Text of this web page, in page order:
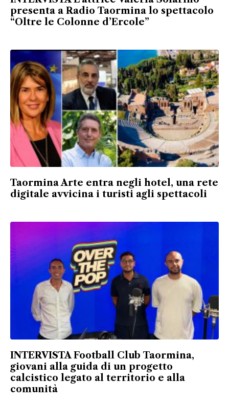
presenta a Radio Taormina lo spettacolo
“Oltre le Colonne d’Ercole”
Taormina Arte entra negli hotel, una rete
digitale avvicina i turisti agli spettacoli
INTERVISTA Football Club Taormina,
giovani alla guida di un progetto
calcistico legato al territorio e alla
comunità